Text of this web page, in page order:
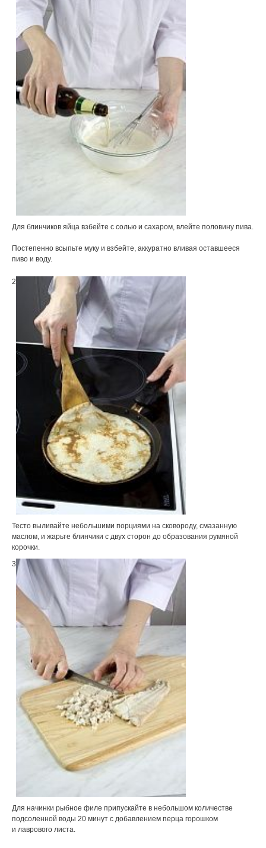
Для блинчиков яйца взбейте с солью и сахаром, влейте половину пива.
Постепенно всыпьте муку и взбейте, аккуратно вливая оставшееся
пиво и воду.
2
Тесто выливайте небольшими порциями на сковороду, смазанную
маслом, и жарьте блинчики с двух сторон до образования румяной
корочки.
3
Для начинки рыбное филе припускайте в небольшом количестве
подсоленной воды 20 минут с добавлением перца горошком
и лаврового листа.